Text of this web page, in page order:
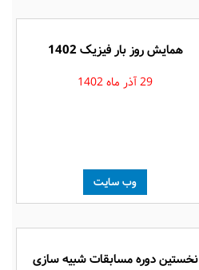
همایش روز بار فیزیک 1402
29 آذر ماه 1402
وب سایت
نخستین دوره مسابقات شبیه سازی